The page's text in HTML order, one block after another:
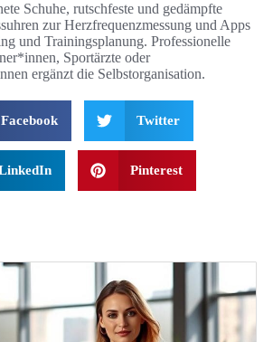
Schuhe, rutschfeste und gedämpfte
zur Herzfrequenzmessung und Apps
und Trainingsplanung. Professionelle
Sportärzte oder
ergänzt die Selbstorganisation.
Facebook Twitter
Pinterest